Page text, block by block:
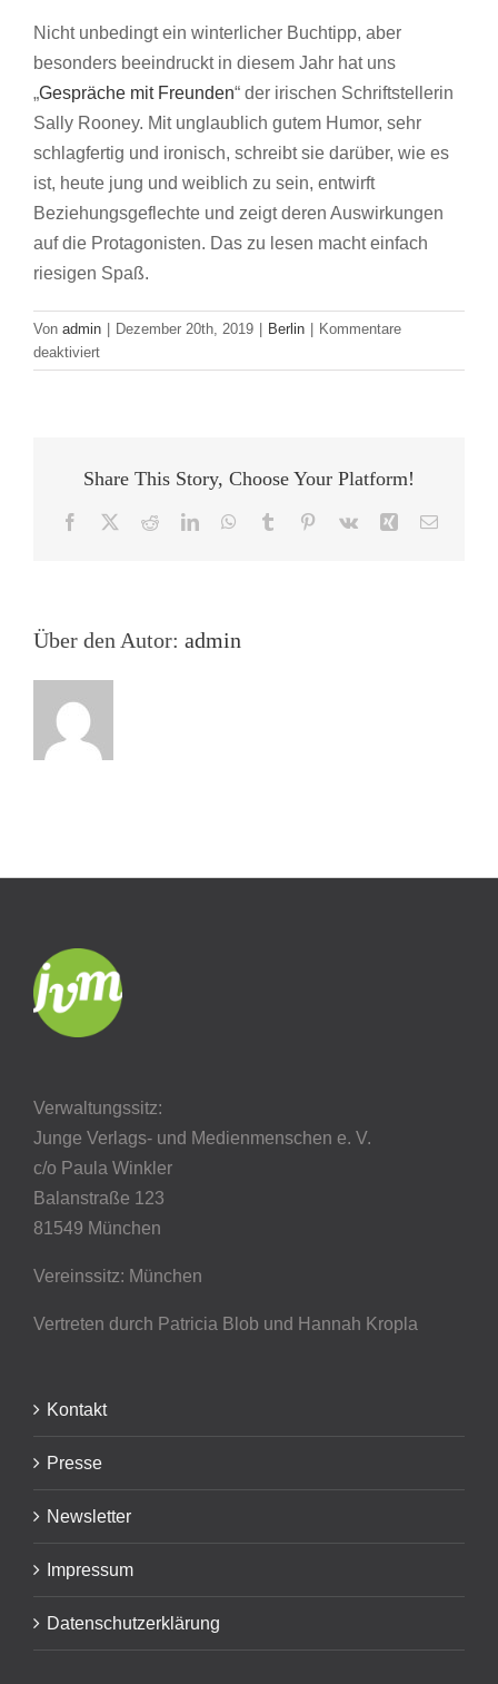
Nicht unbedingt ein winterlicher Buchtipp, aber
besonders beeindruckt in diesem Jahr hat uns
„Gespräche mit Freunden“ der irischen Schriftstellerin
Sally Rooney. Mit unglaublich gutem Humor, sehr
schlagfertig und ironisch, schreibt sie darüber, wie es
ist, heute jung und weiblich zu sein, entwirft
Beziehungsgeflechte und zeigt deren Auswirkungen
auf die Protagonisten. Das zu lesen macht einfach
riesigen Spaß.
Von admin Dezember 20th, 2019 Berlin
Kommentare
deaktiviertfür
Jahresrückblick
Share This Story, Choose Your Platform!
Facebook RedditLinkedInWhatsApp
Tumblr Pinterest
Vk Xing E-
Über den Autor: admin
Verwaltungssitz:
Junge Verlags- und Medienmenschen e. V.
c/o Paula Winkler
Balanstraße 123
81549 München
Vereinssitz: München
Vertreten durch Patricia Blob und Hannah Kropla
Kontakt
Presse
Newsletter
Impressum
Datenschutzerklärung